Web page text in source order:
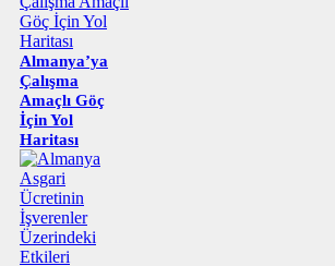
Almanya’ya
Çalışma
Amaçlı Göç
İçin Yol
Haritası